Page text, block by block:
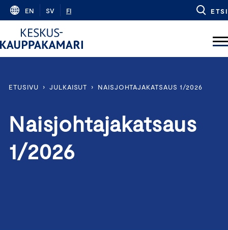
Skip
content
EN SV FI ETSI
ETUSIVU › JULKAISUT › NAISJOHTAJAKATSAUS 1/2026
Naisjohtajakatsaus
1/2026